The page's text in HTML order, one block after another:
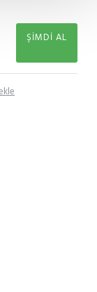
ŞIMDI AL